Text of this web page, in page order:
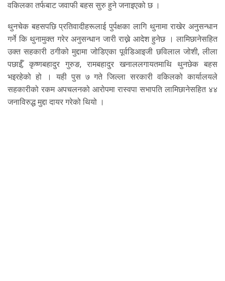
वकिलका तर्फबाट जवाफी बहस सुरु हुने जनाइएको छ ।
थुनचेक बहसपछि प्रतिवादीहरूलाई पुर्पक्षका लागि थुनामा राखेर अनुसन्धान
गर्ने कि थुनामुक्त गरेर अनुसन्धान जारी राख्ने आदेश हुनेछ । लामिछानेसहित
उक्त सहकारी ठगीको मुद्दामा जोडिएका पूर्वडिआइजी छविलाल जोशी, लीला
पछाईँ, कृष्णबहादुर गुरुङ, रामबहादुर खनाललगायतमाथि थुनछेक बहस
भइरहेको हो । यही पुस ७ गते जिल्ला सरकारी वकिलको कार्यालयले
सहकारीको रकम अपचलनको आरोपमा रास्वपा सभापति लामिछानेसहित ४४
जनाविरुद्ध मुद्दा दायर गरेको थियो ।